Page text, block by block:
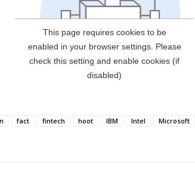
fact fintech hoot IBM Intel Microsoft